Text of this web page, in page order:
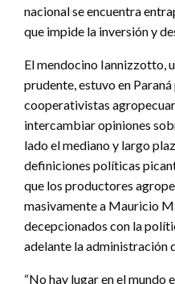
nacional se encuentra
que impide la inversión y
El mendocino Iannizzotto,
prudente, estuvo en
cooperativistas
intercambiar opiniones
lado el mediano y largo
definiciones políticas
que los productores
masivamente a Mauricio
decepcionados con la
adelante la administración
“No hay lugar en el mundo